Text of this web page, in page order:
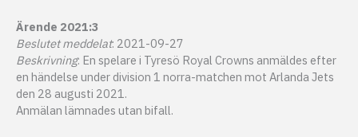
Ärende 2021:3
Beslutet meddelat: 2021-09-27
Beskrivning: En spelare i Tyresö Royal Crowns anmäldes efter
en händelse under division 1 norra-matchen mot Arlanda Jets
den 28 augusti 2021.
Anmälan lämnades utan bifall.